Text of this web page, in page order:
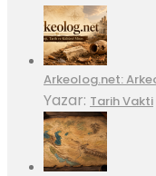
Arkeolog.net:
Yazar: Tarih Vakti